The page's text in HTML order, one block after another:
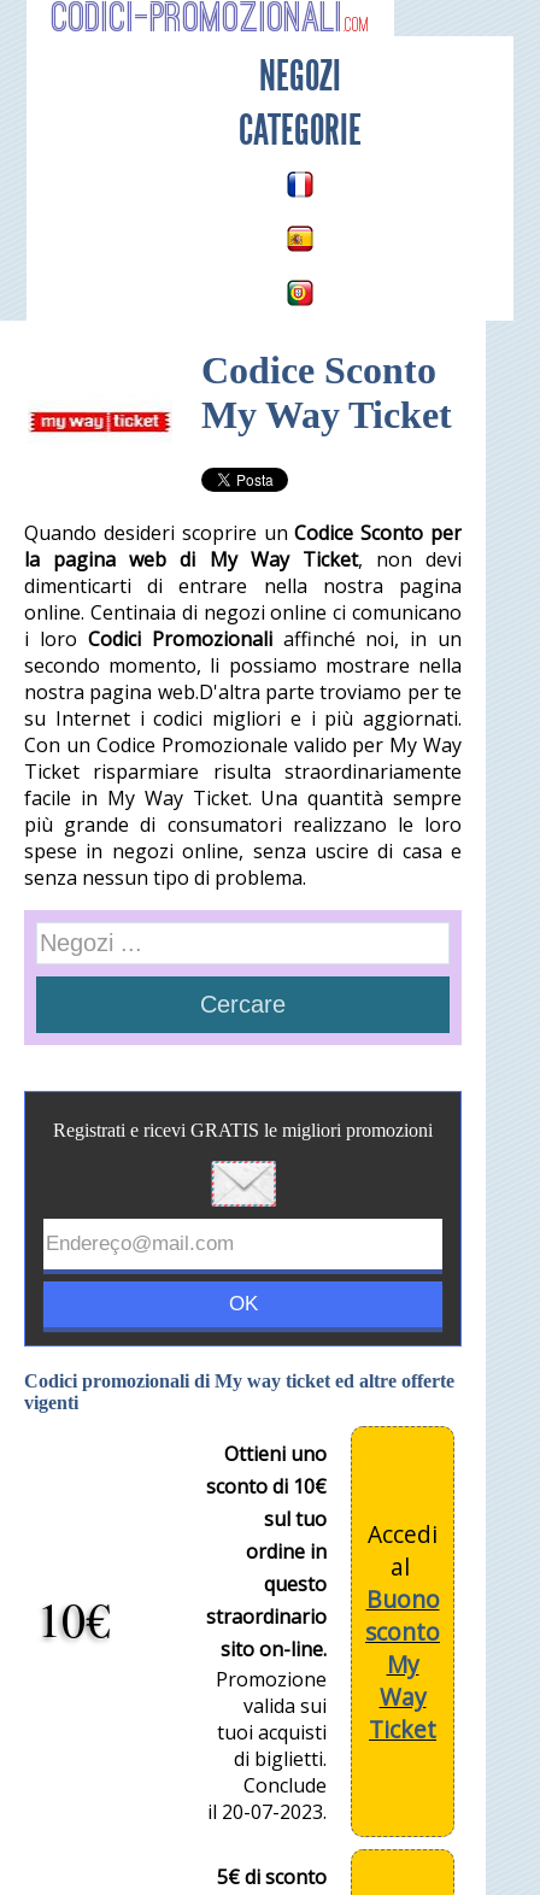
Codici-
NEGOZI
CATEGORIE
Codice Sconto
My Way Ticket
Quando desideri scoprire unCodice Sconto per
la pagina web di My Way Ticket, non devi
dimenticarti di entrare nella nostra pagina
online. Centinaia di negozi online ci comunicano
i loro Codici Promozionaliaffinché noi, in un
secondo momento, li possiamo mostrare nella
nostra pagina web.D'altra parte troviamo per te
su Internet i codici migliori e i più aggiornati.
Con un Codice Promozionale valido per My Way
Ticket risparmiare risulta straordinariamente
facile in My Way Ticket. Una quantità sempre
più grande di consumatori realizzano le loro
spese in negozi online, senza uscire di casa e
senza nessun tipo di problema.
Registrati e ricevi GRATIS le migliori promozioni
Codici promozionali di My way ticket ed altre offerte
vigenti
10€
Ottieni uno
sconto di 10€
sul tuo
ordine in
questo
straordinario
sito on-line.
Promozione
valida sui
tuoi acquisti
di biglietti.
Conclude
il 20-07-2023.
Accedi
al
Buono
sconto
My
Way
Ticket
5€ di sconto